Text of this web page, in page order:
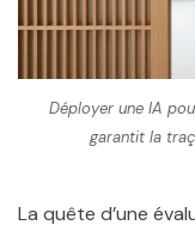
Déployer une IA
garantit la
La quête d’une